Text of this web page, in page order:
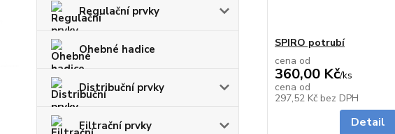
Regulační prvky
Ohebné hadice
Distribuční prvky
Filtrační prvky
SPIRO potrubí
cena od
360,00 Kč/ks
cena od
297,52 Kč bez DPH
Detail